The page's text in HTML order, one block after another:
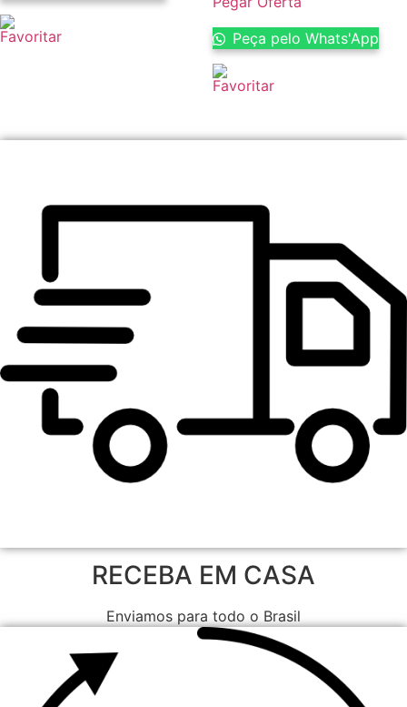
Peça pelo Whats'App
RECEBA EM CASA
Enviamos para todo o Brasil